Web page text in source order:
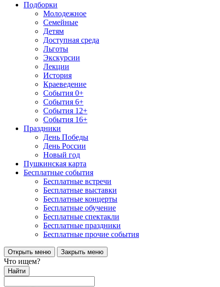
Подборки
Молодежное
Семейные
Детям
Доступная среда
Льготы
Экскурсии
Лекции
История
Краеведение
События 0+
События 6+
События 12+
События 16+
Праздники
День Победы
День России
Новый год
Пушкинская карта
Бесплатные события
Бесплатные встречи
Бесплатные выставки
Бесплатные концерты
Бесплатные обучение
Бесплатные спектакли
Бесплатные праздники
Бесплатные прочие события
Открыть меню Закрыть меню
Что ищем?
Найти